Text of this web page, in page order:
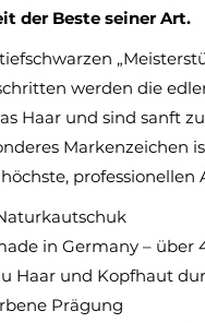
der Beste seiner Art.
werden die
Haar und sind sanft
Markenzeichen
professionellen
Naturkautschuk
in Germany –
Haar und Kopfhaut
Prägung